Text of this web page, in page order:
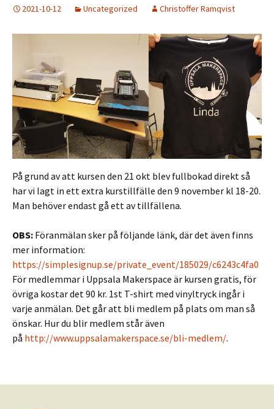
2021-10-12 Uncategorized Christoffer Ramqvist
På grund av att kursen den 21 okt blev fullbokad direkt så
har vi lagt in ett extra kurstillfälle den 9 november kl 18-20.
Man behöver endast gå ett av tillfällena.
OBS: Föranmälan sker på följande länk, där det även finns
mer information:
https://simplesignup.se/private_event/185029/c6243c4fa0
För medlemmar i Uppsala Makerspace är kursen gratis, för
övriga kostar det 90 kr. 1st T-shirt med vinyltryck ingår i
varje anmälan. Det går att bli medlem på plats om man så
önskar. Hur du blir medlem står även
på http://www.uppsalamakerspace.se/bli-medlem/.